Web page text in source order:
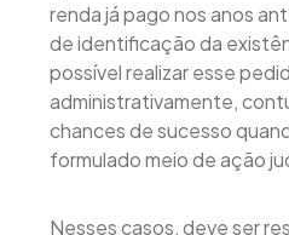
renda já pago nos anos
de identificação da
possível realizar esse
administrativamente,
chances de sucesso
formulado meio de ação
Nesses casos, deve ser